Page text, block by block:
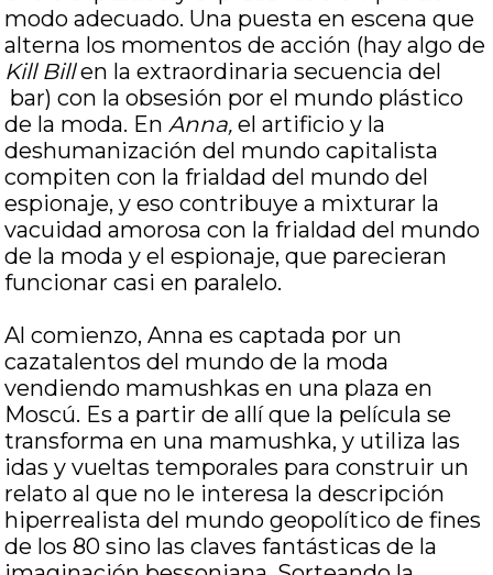
modo adecuado. Una puesta en escena que
alterna los momentos de acción (hay algo de
Kill Billen la extraordinaria secuencia del
bar) con la obsesión por el mundo plástico
de la moda. EnAnna, el artificio y la
deshumanización del mundo capitalista
compiten con la frialdad del mundo del
espionaje, y eso contribuye a mixturar la
vacuidad amorosa con la frialdad del mundo
de la moda y el espionaje, que parecieran
funcionar casi en paralelo.
Al comienzo, Anna es captada por un
cazatalentos del mundo de la moda
vendiendo mamushkas en una plaza en
Moscú. Es a partir de allí que la película se
transforma en una mamushka, y utiliza las
idas y vueltas temporales para construir un
relato al que no le interesa la descripción
hiperrealista del mundo geopolítico de fines
de los 80 sino las claves fantásticas de la